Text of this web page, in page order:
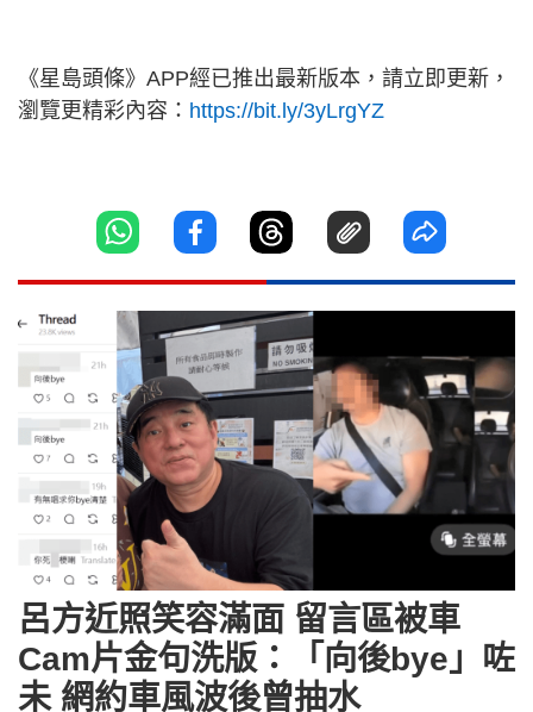
《星島頭條》APP經已推出最新版本，請立即更新，
瀏覽更精彩內容： https://bit.ly/3yLrgYZ
呂方近照笑容滿面 留言區被車
Cam片金句洗版：「向後bye」咗
未 網約車風波後曾抽水